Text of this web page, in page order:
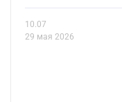
10.07
29 мая 2026